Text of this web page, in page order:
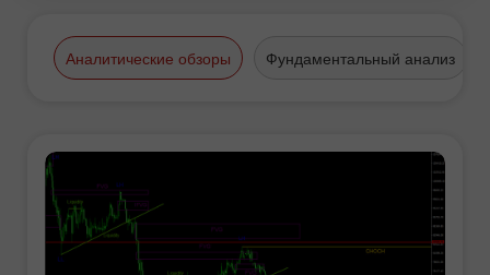
Аналитические обзоры Фундаментальный анализ